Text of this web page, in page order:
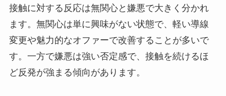
接触に対する反応は無関心と嫌悪で大きく分かれ
ます。無関心は単に興味がない状態で、軽い導線
変更や魅力的なオファーで改善することが多いで
す。一方で嫌悪は強い否定感で、接触を続けるほ
ど反発が強まる傾向があります。